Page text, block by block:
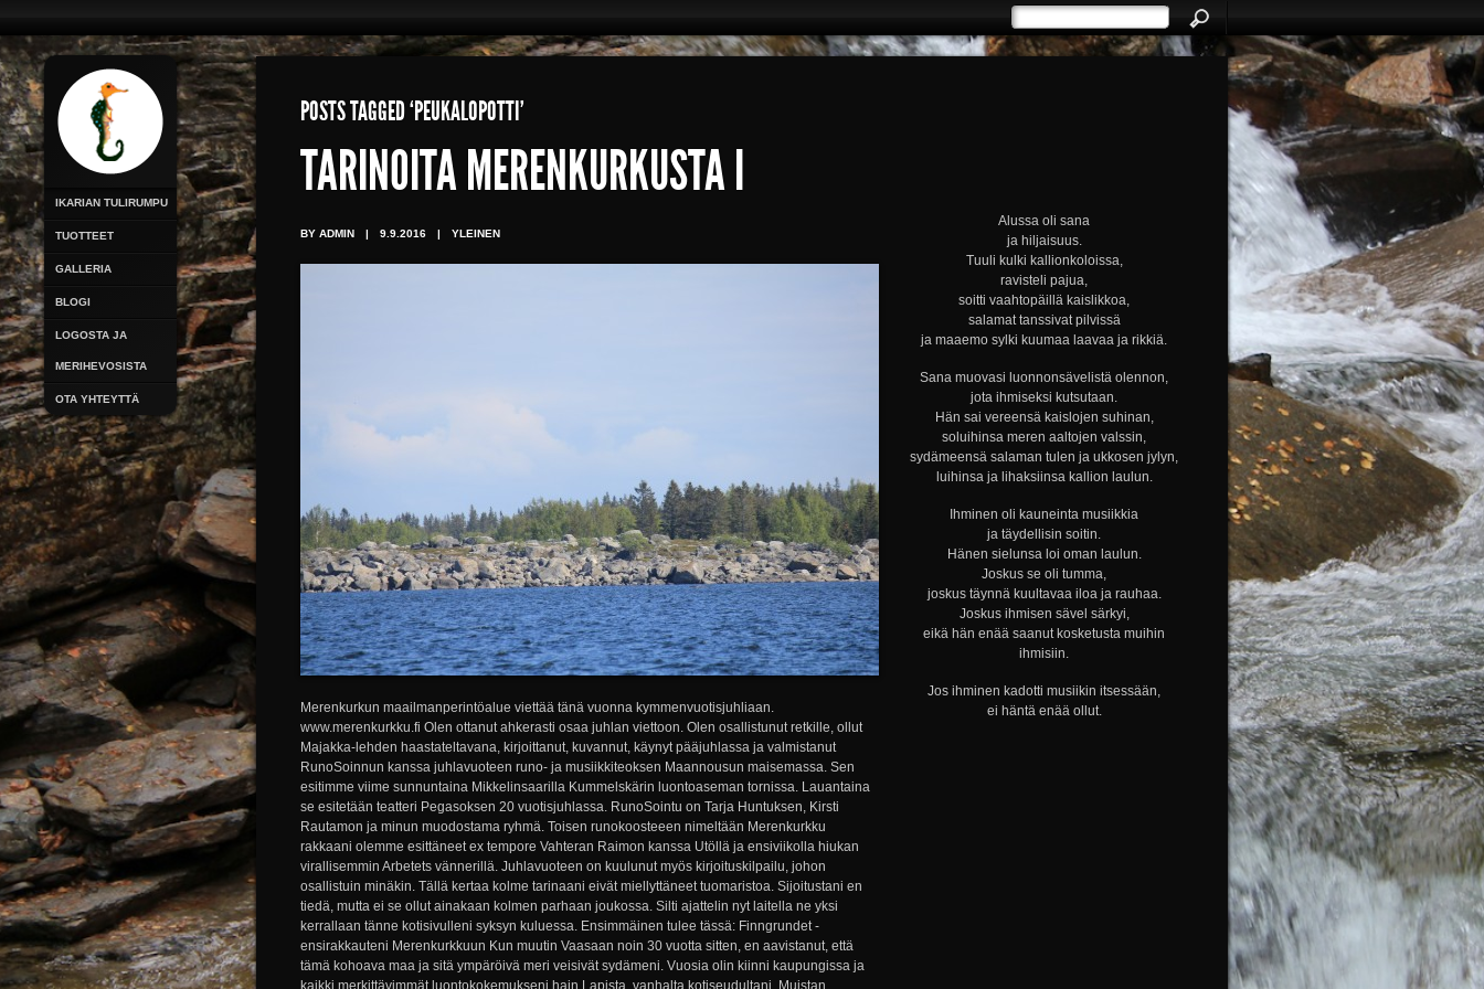
IKARIAN TULIRUMPU
TUOTTEET
GALLERIA
BLOGI
LOGOSTA JA
MERIHEVOSISTA
OTA YHTEYTTÄ
POSTS TAGGED ‘PEUKALOPOTTI’
Alussa oli sana
ja hiljaisuus.
Tuuli kulki kallionkoloissa,
ravisteli pajua,
soitti vaahtopäillä kaislikkoa,
salamat tanssivat pilvissä
ja maaemo sylki kuumaa laavaa ja rikkiä.
Sana muovasi luonnonsävelistä olennon,
jota ihmiseksi kutsutaan.
Hän sai vereensä kaislojen suhinan,
soluihinsa meren aaltojen valssin,
sydämeensä salaman tulen ja ukkosen jylyn,
luihinsa ja lihaksiinsa kallion laulun.
Ihminen oli kauneinta musiikkia
ja täydellisin soitin.
Hänen sielunsa loi oman laulun.
Joskus se oli tumma,
joskus täynnä kuultavaa iloa ja rauhaa.
Joskus ihmisen sävel särkyi,
eikä hän enää saanut kosketusta muihin
ihmisiin.
Jos ihminen kadotti musiikin itsessään,
ei häntä enää ollut.
TARINOITA MERENKURKUSTA I
BY ADMIN | 9.9.2016 | YLEINEN
Merenkurkun maailmanperintöalue viettää tänä vuonna kymmenvuotisjuhliaan.
www.merenkurkku.fi Olen ottanut ahkerasti osaa juhlan viettoon. Olen osallistunut retkille, ollut
Majakka-lehden haastateltavana, kirjoittanut, kuvannut, käynyt pääjuhlassa ja valmistanut
RunoSoinnun kanssa juhlavuoteen runo- ja musiikkiteoksen Maannousun maisemassa. Sen
esitimme viime sunnuntaina Mikkelinsaarilla Kummelskärin luontoaseman tornissa. Lauantaina
se esitetään teatteri Pegasoksen 20 vuotisjuhlassa. RunoSointu on Tarja Huntuksen, Kirsti
Rautamon ja minun muodostama ryhmä. Toisen runokoosteeen nimeltään Merenkurkku
rakkaani olemme esittäneet ex tempore Vahteran Raimon kanssa Utöllä ja ensiviikolla hiukan
virallisemmin Arbetets vännerillä. Juhlavuoteen on kuulunut myös kirjoituskilpailu, johon
osallistuin minäkin. Tällä kertaa kolme tarinaani eivät miellyttäneet tuomaristoa. Sijoitustani en
tiedä, mutta ei se ollut ainakaan kolmen parhaan joukossa. Silti ajattelin nyt laitella ne yksi
kerrallaan tänne kotisivulleni syksyn kuluessa. Ensimmäinen tulee tässä: Finngrundet -
ensirakkauteni Merenkurkkuun Kun muutin Vaasaan noin 30 vuotta sitten, en aavistanut, että
tämä kohoava maa ja sitä ympäröivä meri veisivät sydämeni. Vuosia olin kiinni kaupungissa ja
kaikki merkittävimmät luontokokemukseni hain Lapista, vanhalta kotiseudultani. Muistan...